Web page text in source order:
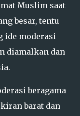
Muslim saat
besar, tentu
ide moderasi
diamalkan dan
beragama
barat dan